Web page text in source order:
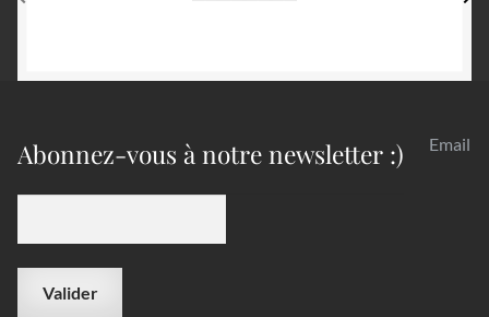
Abonnez-vous à notre newsletter :) Email